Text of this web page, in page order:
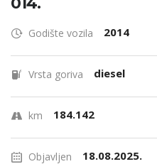
Godište vozila 2014
Vrsta goriva diesel
km 184.142
Objavljen 18.08.2025.